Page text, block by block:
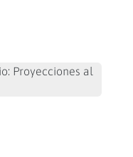
Proyecciones al